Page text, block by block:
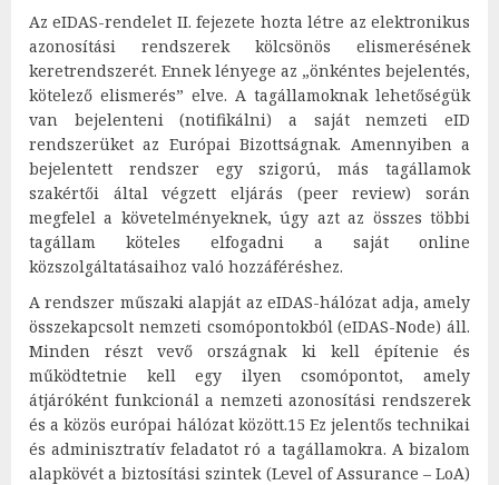
Az eIDAS-rendelet II. fejezete hozta létre az elektronikus
azonosítási rendszerek kölcsönös elismerésének
keretrendszerét. Ennek lényege az „önkéntes bejelentés,
kötelező elismerés” elve. A tagállamoknak lehetőségük
van bejelenteni (notifikálni) a saját nemzeti eID
rendszerüket az Európai Bizottságnak. Amennyiben a
bejelentett rendszer egy szigorú, más tagállamok
szakértői által végzett eljárás (peer review) során
megfelel a követelményeknek, úgy azt az összes többi
tagállam köteles elfogadni a saját online
közszolgáltatásaihoz való hozzáféréshez.
A rendszer műszaki alapját az eIDAS-hálózat adja, amely
összekapcsolt nemzeti csomópontokból (eIDAS-Node) áll.
Minden részt vevő országnak ki kell építenie és
működtetnie kell egy ilyen csomópontot, amely
átjáróként funkcionál a nemzeti azonosítási rendszerek
és a közös európai hálózat között.15 Ez jelentős technikai
és adminisztratív feladatot ró a tagállamokra. A bizalom
alapkövét a biztosítási szintek (Level of Assurance – LoA)